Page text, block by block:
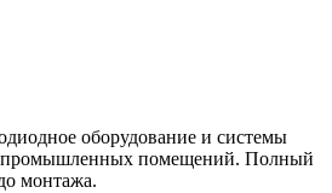
оборудование и системы
промышленных помещений. Полный
монтажа.